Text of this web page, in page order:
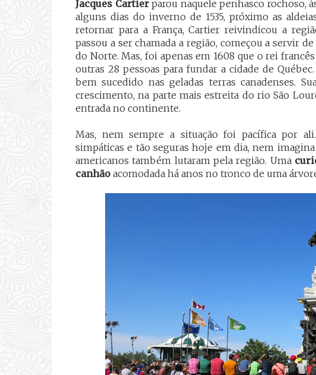
Jacques Cartierparou naquele penhasco rochoso,
alguns dias do inverno de 1535, próximo as
retornar para a França, Cartier reivindicou a
passou a ser chamada a região, começou a servir
do Norte. Mas, foi apenas em 1608 que o rei
outras 28 pessoas para fundar a cidade de
bem sucedido nas geladas terras canadenses.
crescimento, na parte mais estreita do rio São
entrada no continente.
Mas, nem sempre a situação foi pacífica por
simpáticas e tão seguras hoje em dia, nem
americanos também lutaram pela região. Uma
canhão acomodada há anos no tronco de uma